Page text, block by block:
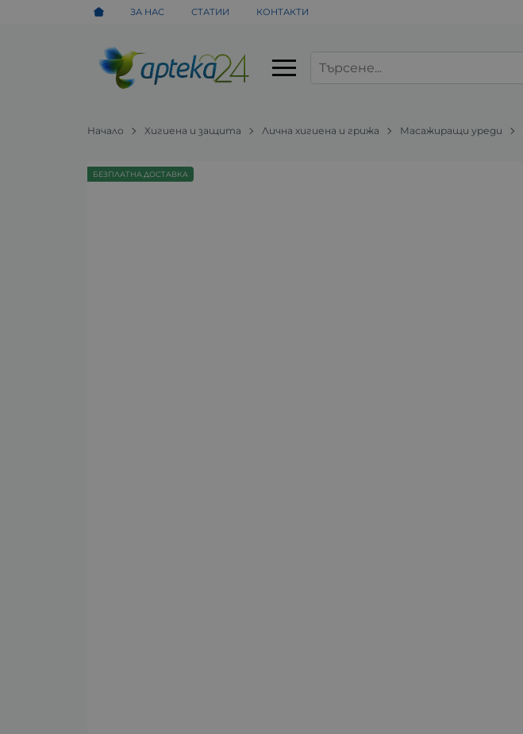
ЗА НАС СТАТИИ КОНТАКТИ
Начало Хигиена и защита Лична хигиена и грижа Масажиращи уреди
БЕЗПЛАТНА ДОСТАВКА